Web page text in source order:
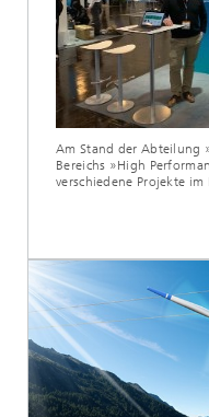
Am Stand der Abteilung
Bereichs »High
verschiedene Projekte